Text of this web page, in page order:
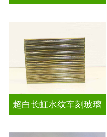
超白长虹水纹车刻玻璃